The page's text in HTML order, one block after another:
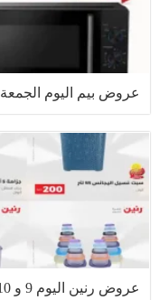
عروض بيم اليوم الجمعة 7 حتى 9 اغسطس 2026